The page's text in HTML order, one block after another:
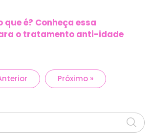
que é? Conheça essa
o tratamento anti-idade
Próximo »